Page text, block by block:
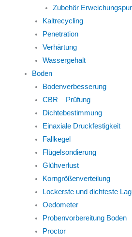
Zubehör
Kaltrecycling
Penetration
Verhärtung
Wassergehalt
Boden
Bodenverbesserung
CBR – Prüfung
Dichtebestimmung
Einaxiale Druckfestigkeit
Fallkegel
Flügelsondierung
Glühverlust
Korngrößenverteilung
Lockerste und dichteste
Oedometer
Probenvorbereitung Boden
Proctor